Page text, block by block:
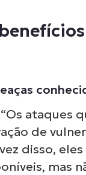
ataques
de
disso,
mas